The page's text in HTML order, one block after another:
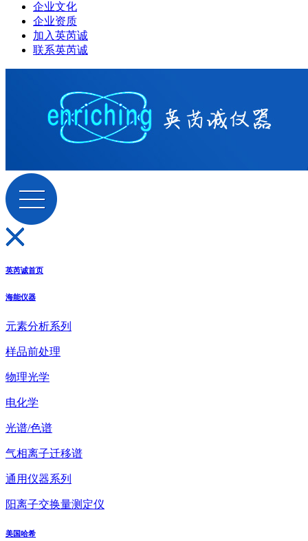
企业文化
企业资质
加入英芮诚
联系英芮诚
英芮诚首页
海能仪器
元素分析系列
样品前处理
物理光学
电化学
光谱/色谱
气相离子迁移谱
通用仪器系列
阳离子交换量测定仪
美国哈希